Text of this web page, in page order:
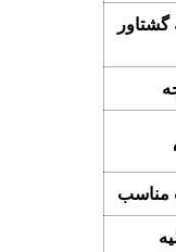
گشتاور
مناسب